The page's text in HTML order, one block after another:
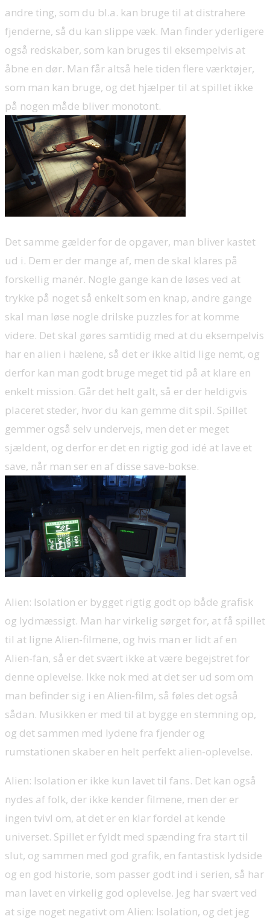
andre ting, som du bl.a. kan bruge til at distrahere
fjenderne, så du kan slippe væk. Man finder yderligere
også redskaber, som kan bruges til eksempelvis at
åbne en dør. Man får altså hele tiden flere værktøjer,
som man kan bruge, og det hjælper til at spillet ikke
på nogen måde bliver monotont.
Det samme gælder for de opgaver, man bliver kastet
ud i. Dem er der mange af, men de skal klares på
forskellig manér. Nogle gange kan de løses ved at
trykke på noget så enkelt som en knap, andre gange
skal man løse nogle drilske puzzles for at komme
videre. Det skal gøres samtidig med at du eksempelvis
har en alien i hælene, så det er ikke altid lige nemt, og
derfor kan man godt bruge meget tid på at klare en
enkelt mission. Går det helt galt, så er der heldigvis
placeret steder, hvor du kan gemme dit spil. Spillet
gemmer også selv undervejs, men det er meget
sjældent, og derfor er det en rigtig god idé at lave et
save, når man ser en af disse save-bokse.
Alien: Isolation er bygget rigtig godt op både grafisk
og lydmæssigt. Man har virkelig sørget for, at få spillet
til at ligne Alien-filmene, og hvis man er lidt af en
Alien-fan, så er det svært ikke at være begejstret for
denne oplevelse. Ikke nok med at det ser ud som om
man befinder sig i en Alien-film, så føles det også
sådan. Musikken er med til at bygge en stemning op,
og det sammen med lydene fra fjender og
rumstationen skaber en helt perfekt alien-oplevelse.
Alien: Isolation er ikke kun lavet til fans. Det kan også
nydes af folk, der ikke kender filmene, men der er
ingen tvivl om, at det er en klar fordel at kende
universet. Spillet er fyldt med spænding fra start til
slut, og sammen med god grafik, en fantastisk lydside
og en god historie, som passer godt ind i serien, så har
man lavet en virkelig god oplevelse. Jeg har svært ved
at sige noget negativt om Alien: Isolation, og det jeg